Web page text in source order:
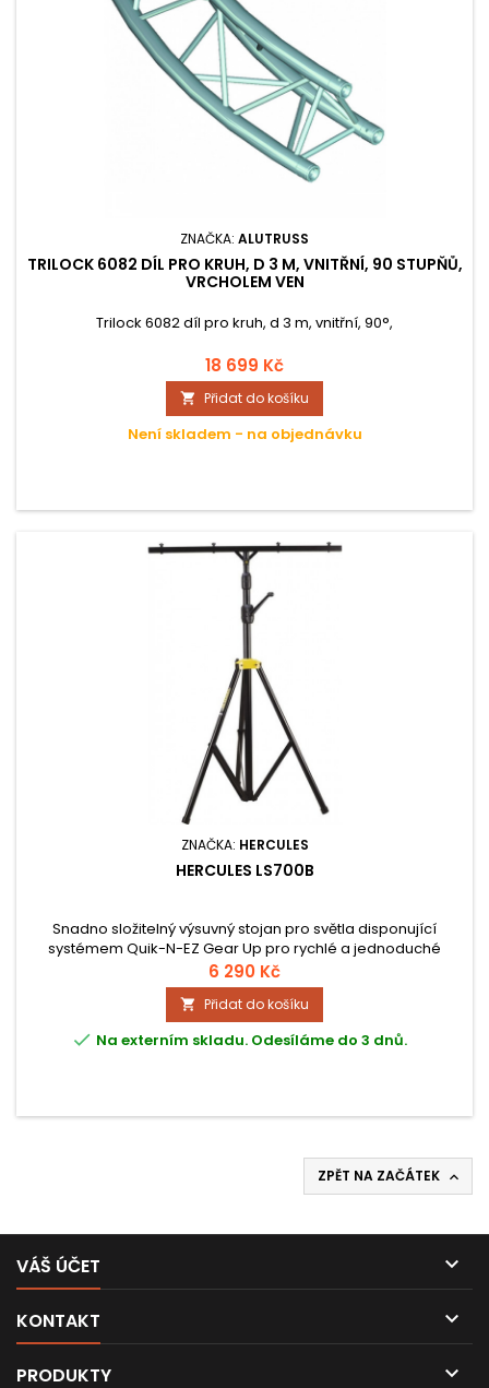
ZNAČKA: ALUTRUSS
TRILOCK 6082 DÍL PRO KRUH, D 3 M, VNITŘNÍ, 90 STUPŇŮ,
VRCHOLEM VEN
Trilock 6082 díl pro kruh, d 3 m, vnitřní, 90°,
18 699 Kč
 Přidat do košíku
Není skladem - na objednávku
ZNAČKA: HERCULES
HERCULES LS700B
Snadno složitelný výsuvný stojan pro světla disponující
systémem Quik-N-EZ Gear Up pro rychlé a jednoduché
nastavení. Zesílený T-bar. Nastavitelná výška 164 - 350 cm,
nosnost 45 kg, hmotnost 10,2 kg, rádius základny 184 cm,
rozměry ve složeném stavu 147 x 22,5 cm.
6 290 Kč
 Přidat do košíku
 Na externím skladu. Odesíláme do 3 dnů.
ZPĚT NA ZAČÁTEK 
VÁŠ ÚČET 
KONTAKT 
PRODUKTY 